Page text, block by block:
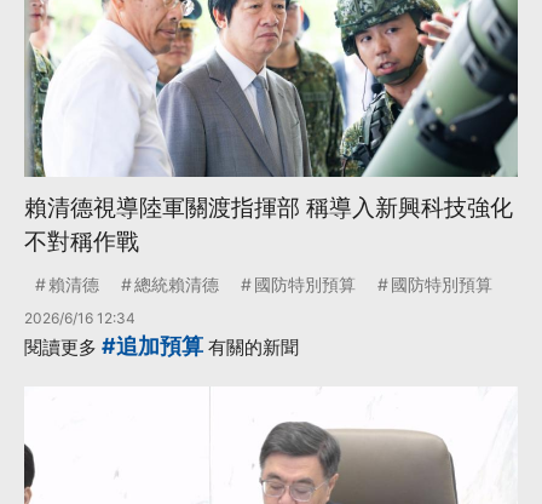
賴清德視導陸軍關渡指揮部 稱導入新興科技強化
不對稱作戰
賴清德 總統賴清德 國防特別預算 國防特別預算
2026/6/16 12:34
閱讀更多 #追加預算 有關的新聞